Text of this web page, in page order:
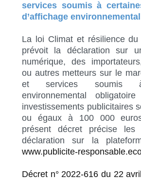
services soumis à
d’affichage environnemental
La loi Climat et résilience
prévoit la déclaration sur
numérique, des
ou autres metteurs sur le
et services soumis
environnemental
investissements publicitaires
ou égaux à 100 000
présent décret précise les
déclaration sur la
www.publicite-
Décret n° 2022-616 du 22